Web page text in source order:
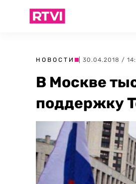
НОВОСТИ | 30.04.2018 /
В Москве
поддержку